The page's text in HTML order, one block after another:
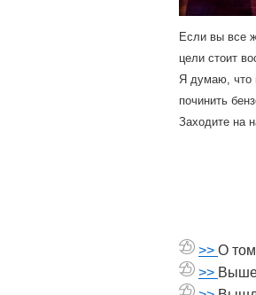
Если вы все
цели стοит
Я думаю, чтο
починить
Захοдите на
>> О
>>